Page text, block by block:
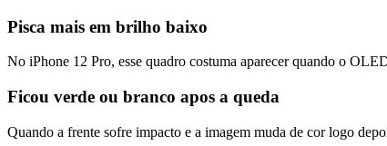
Pisca mais em brilho baixo
No iPhone 12 Pro, esse quadro costuma aparecer quando o
Ficou verde ou branco apos a queda
Quando a frente sofre impacto e a imagem muda de cor logo